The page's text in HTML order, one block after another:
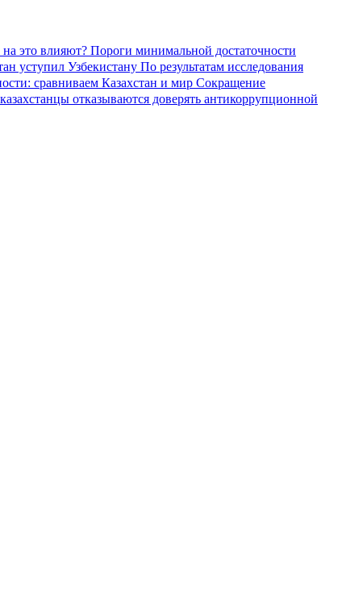
это влияют? Пороги минимальной достаточности
уступил Узбекистану По результатам исследования
сравниваем Казахстан и мир Сокращение
отказываются доверять антикоррупционной